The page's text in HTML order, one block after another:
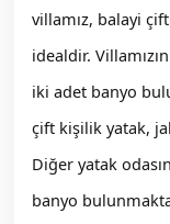
villamız, balayi
idealdir.
iki adet banyo
çift kişilik yatak,
Diğer yatak
banyo